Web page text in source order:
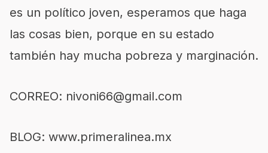
es un político joven, esperamos que haga
las cosas bien, porque en su estado
también hay mucha pobreza y marginación.
CORREO: nivoni66@gmail.com
BLOG: www.primeralinea.mx